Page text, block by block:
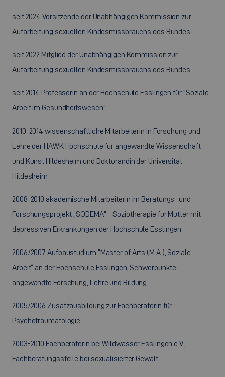
seit 2024 Vorsitzende der Unabhängigen Kommission zur
Aufarbeitung sexuellen Kindesmissbrauchs des Bundes
seit 2022 Mitglied der Unabhängigen Kommission zur
Aufarbeitung sexuellen Kindesmissbrauchs des Bundes
seit 2014 Professorin an der Hochschule Esslingen für "Soziale
Arbeit im Gesundheitswesen"
2010-2014 wissenschaftliche Mitarbeiterin in Forschung und
Lehre der HAWK Hochschule für angewandte Wissenschaft
und Kunst Hildesheim und Doktorandin der Universität
Hildesheim
2008-2010 akademische Mitarbeiterin im Beratungs- und
Forschungsprojekt „SODEMA“ – Soziotherapie für Mütter mit
depressiven Erkrankungen der Hochschule Esslingen
2006/2007 Aufbaustudium “Master of Arts (M.A.), Soziale
Arbeit“ an der Hochschule Esslingen, Schwerpunkte:
angewandte Forschung, Lehre und Bildung
2005/2006 Zusatzausbildung zur Fachberaterin für
Psychotraumatologie
2003-2010 Fachberaterin bei Wildwasser Esslingen e.V.,
Fachberatungsstelle bei sexualisierter Gewalt